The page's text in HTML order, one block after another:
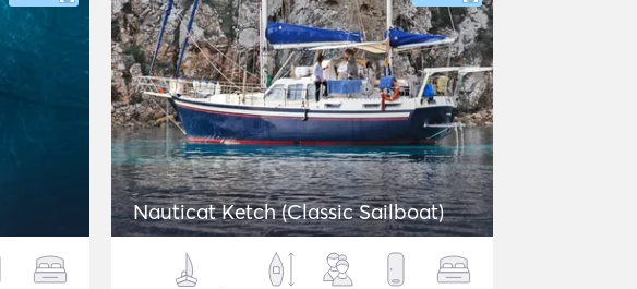
Nauticat Ketch (Classic Sailboat)